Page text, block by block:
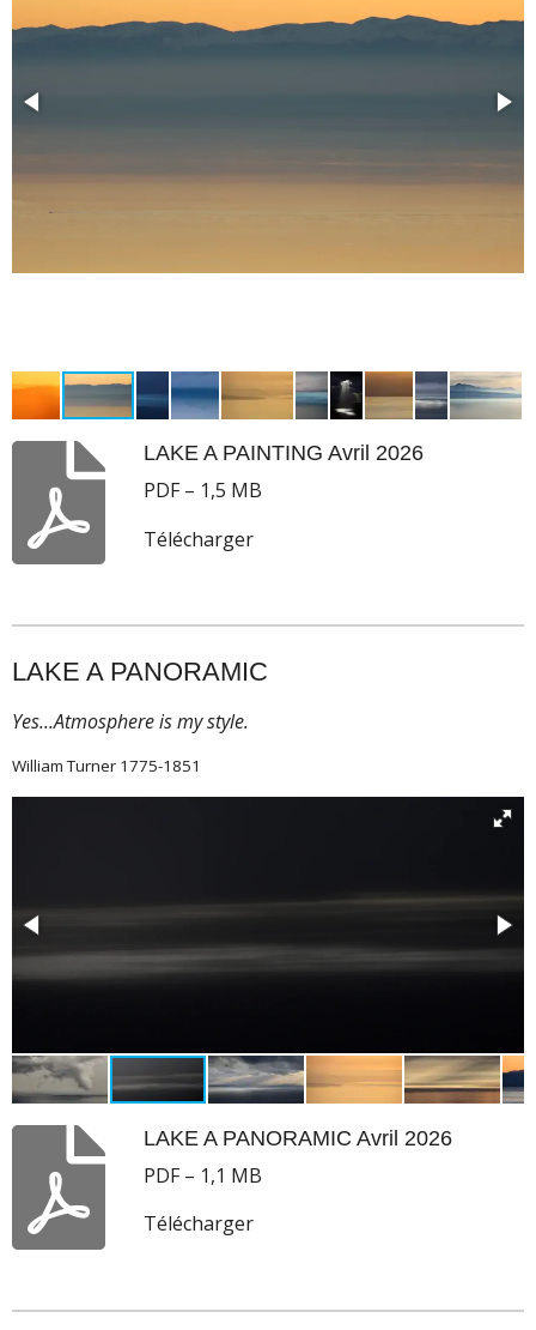
LAKE A PAINTING Avril 2026
PDF – 1,5 MB
Télécharger
LAKE A PANORAMIC
Yes...Atmosphere is my style.
William Turner 1775-1851
LAKE A PANORAMIC Avril 2026
PDF – 1,1 MB
Télécharger